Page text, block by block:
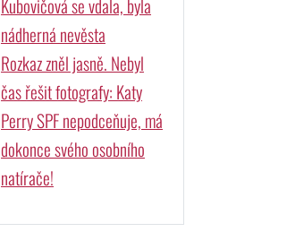
Kubovičová se vdala, byla
nádherná nevěsta
Rozkaz zněl jasně. Nebyl
čas řešit fotografy: Katy
Perry SPF nepodceňuje, má
dokonce svého osobního
natírače!